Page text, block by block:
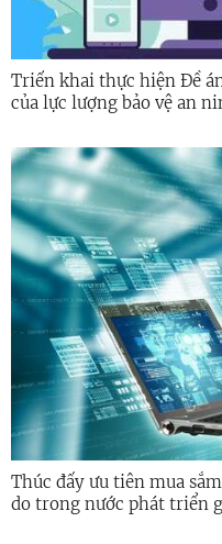
Triển khai thực hiện Đề
của lực lượng bảo vệ an ninh mạng quốc gia” trên địa bàn
Thúc đẩy ưu tiên mua
do trong nước phát triển